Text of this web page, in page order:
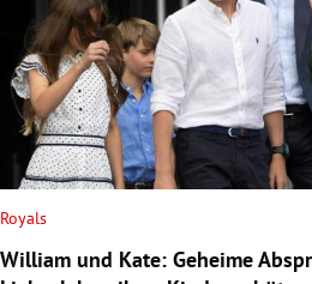
Royals
William und Kate: Geheime